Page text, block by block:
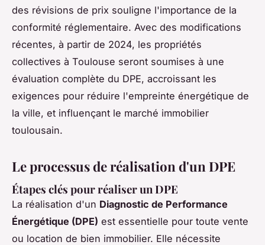
des révisions de prix souligne l'importance de la
conformité réglementaire. Avec des modifications
récentes, à partir de 2024, les propriétés
collectives à Toulouse seront soumises à une
évaluation complète du DPE, accroissant les
exigences pour réduire l'empreinte énergétique de
la ville, et influençant le marché immobilier
toulousain.
Le processus de réalisation d'un DPE
Étapes clés pour réaliser un DPE
La réalisation d'un Diagnostic de Performance
Énergétique (DPE) est essentielle pour toute vente
ou location de bien immobilier. Elle nécessite